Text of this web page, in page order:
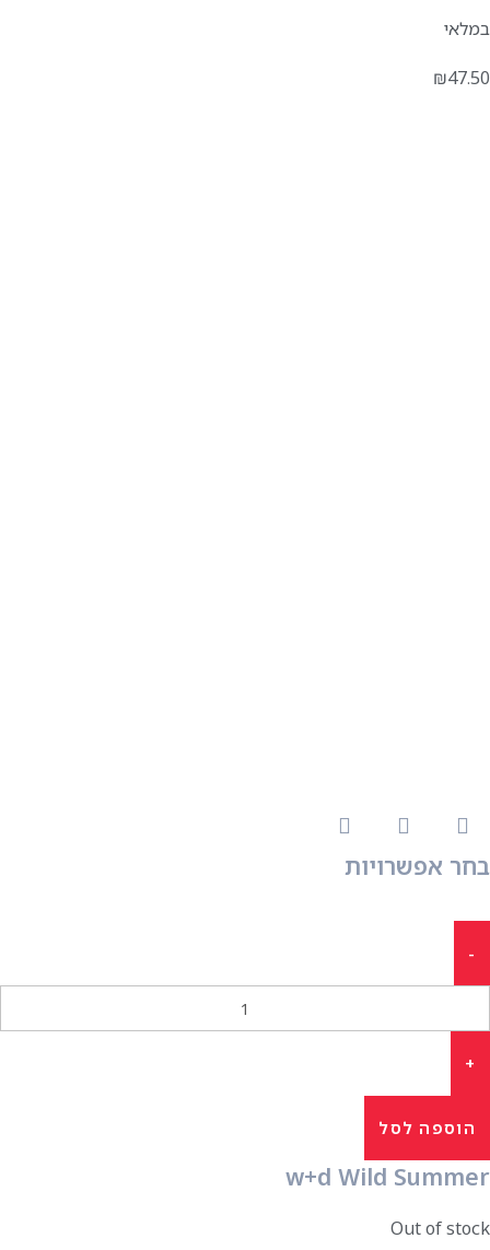
במלאי
₪47.50
בחר אפשרויות
הוספה לסל
w+d Wild Summer
Out of stock